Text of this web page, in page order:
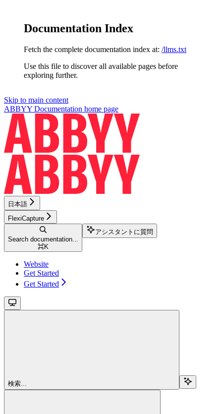
Documentation Index
Fetch the complete documentation index at: /llms.txt
Use this file to discover all available pages before
exploring further.
Skip to main content
ABBYY Documentation home page
日本語
FlexiCapture
Search documentation...
⌘K
アシスタントに質問
Website
Get Started
Get Started
検索...